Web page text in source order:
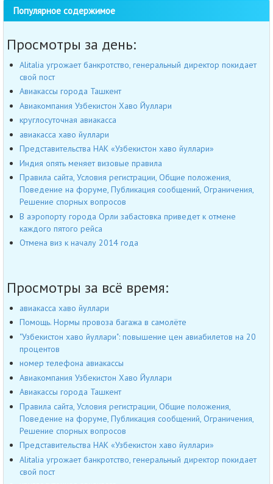
Популярное содержимое
Просмотры за день:
Alitalia угрожает банкротство, генеральный директор покидает
свой пост
Авиакассы города Ташкент
Авиакомпания Узбекистон Хаво Йуллари
круглосуточная авиакасса
авиакасса хаво йуллари
Представительства НАК «Узбекистон хаво йуллари»
Индия опять меняет визовые правила
Правила сайта, Условия регистрации, Общие положения,
Поведение на форуме, Публикация сообщений, Ограничения,
Решение спорных вопросов
В аэропорту города Орли забастовка приведет к отмене
каждого пятого рейса
Отмена виз к началу 2014 года
Просмотры за всё время:
авиакасса хаво йуллари
Помощь. Нормы провоза багажа в самолёте
"Узбекистон хаво йуллари": повышение цен авиабилетов на 20
процентов
номер телефона авиакассы
Авиакомпания Узбекистон Хаво Йуллари
Авиакассы города Ташкент
Правила сайта, Условия регистрации, Общие положения,
Поведение на форуме, Публикация сообщений, Ограничения,
Решение спорных вопросов
Представительства НАК «Узбекистон хаво йуллари»
Alitalia угрожает банкротство, генеральный директор покидает
свой пост